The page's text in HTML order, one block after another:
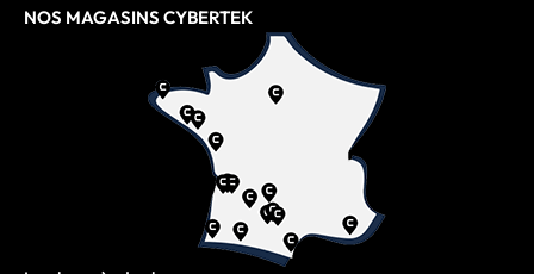
NOS MAGASINS CYBERTEK